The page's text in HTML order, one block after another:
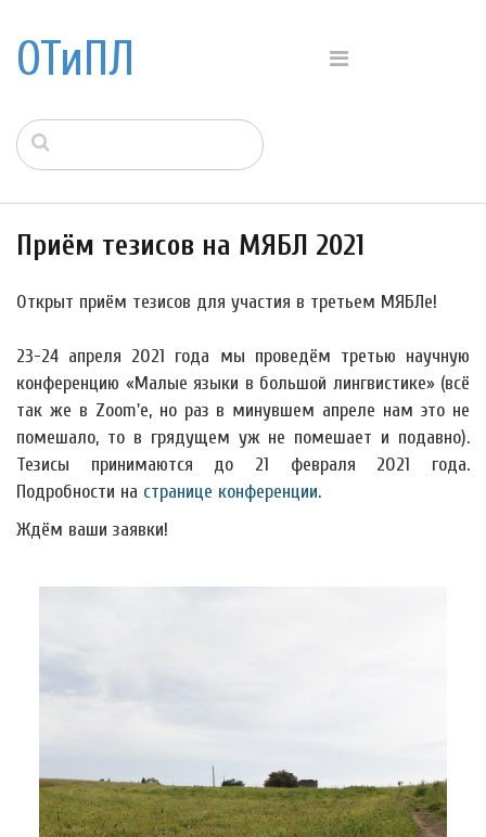
ОТиПЛ
Приём тезисов на МЯБЛ 2021
Открыт приём тезисов для участия в третьем МЯБЛе!
23-24 апреля 2021 года мы проведём третью научную
конференцию «Малые языки в большой лингвистике» (всё
так же в Zoom'е, но раз в минувшем апреле нам это не
помешало, то в грядущем уж не помешает и подавно).
Тезисы принимаются до 21 февраля 2021 года.
Подробности на странице конференции.
Ждём ваши заявки!